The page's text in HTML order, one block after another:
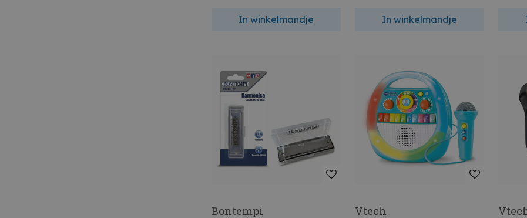
In winkelmandje In winkelmandje
Bontempi Vtech